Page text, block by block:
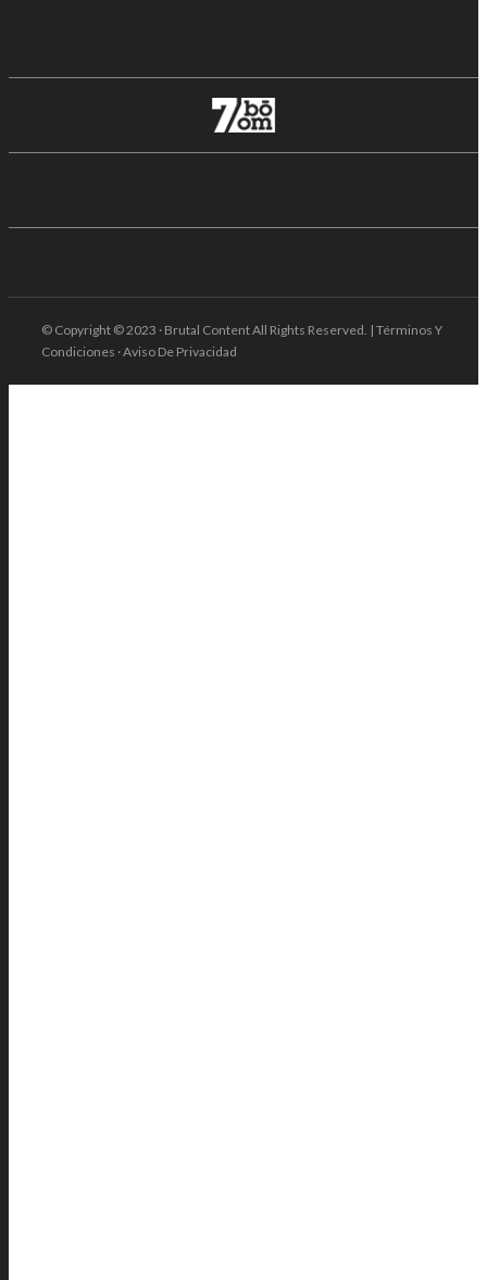
© Copyright © 2023 · Brutal Content All Rights Reserved. | Términos Y
Condiciones · Aviso De Privacidad